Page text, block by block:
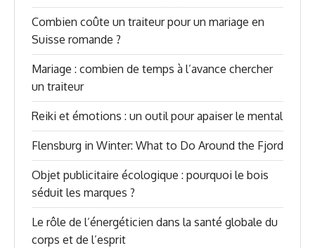
Combien coûte un traiteur pour un mariage en
Suisse romande ?
Mariage : combien de temps à l’avance chercher
un traiteur
Reiki et émotions : un outil pour apaiser le mental
Flensburg in Winter: What to Do Around the Fjord
Objet publicitaire écologique : pourquoi le bois
séduit les marques ?
Le rôle de l’énergéticien dans la santé globale du
corps et de l’esprit